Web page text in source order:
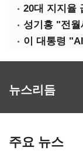
20대 지지율
뉴스리듬
주요 뉴스